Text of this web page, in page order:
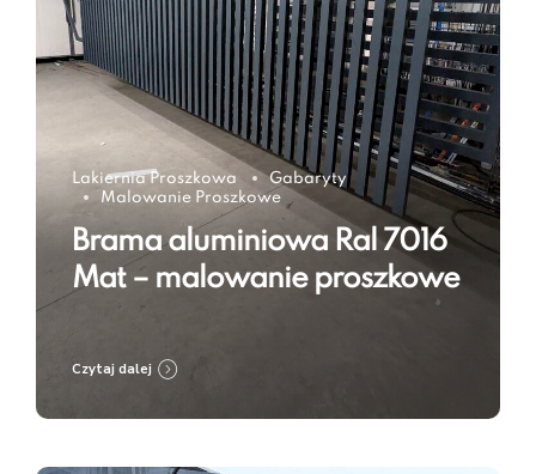
Lakiernia Proszkowa
Gabaryty
Malowanie Proszkowe
Brama aluminiowa Ral 7016
Mat – malowanie proszkowe
Czytaj dalej